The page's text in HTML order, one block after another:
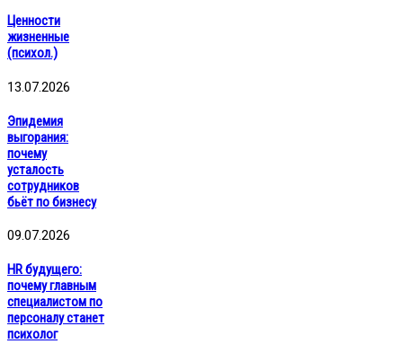
Ценности
жизненные
(психол.)
13.07.2026
Эпидемия
выгорания:
почему
усталость
сотрудников
бьёт по бизнесу
09.07.2026
HR будущего:
почему главным
специалистом по
персоналу станет
психолог